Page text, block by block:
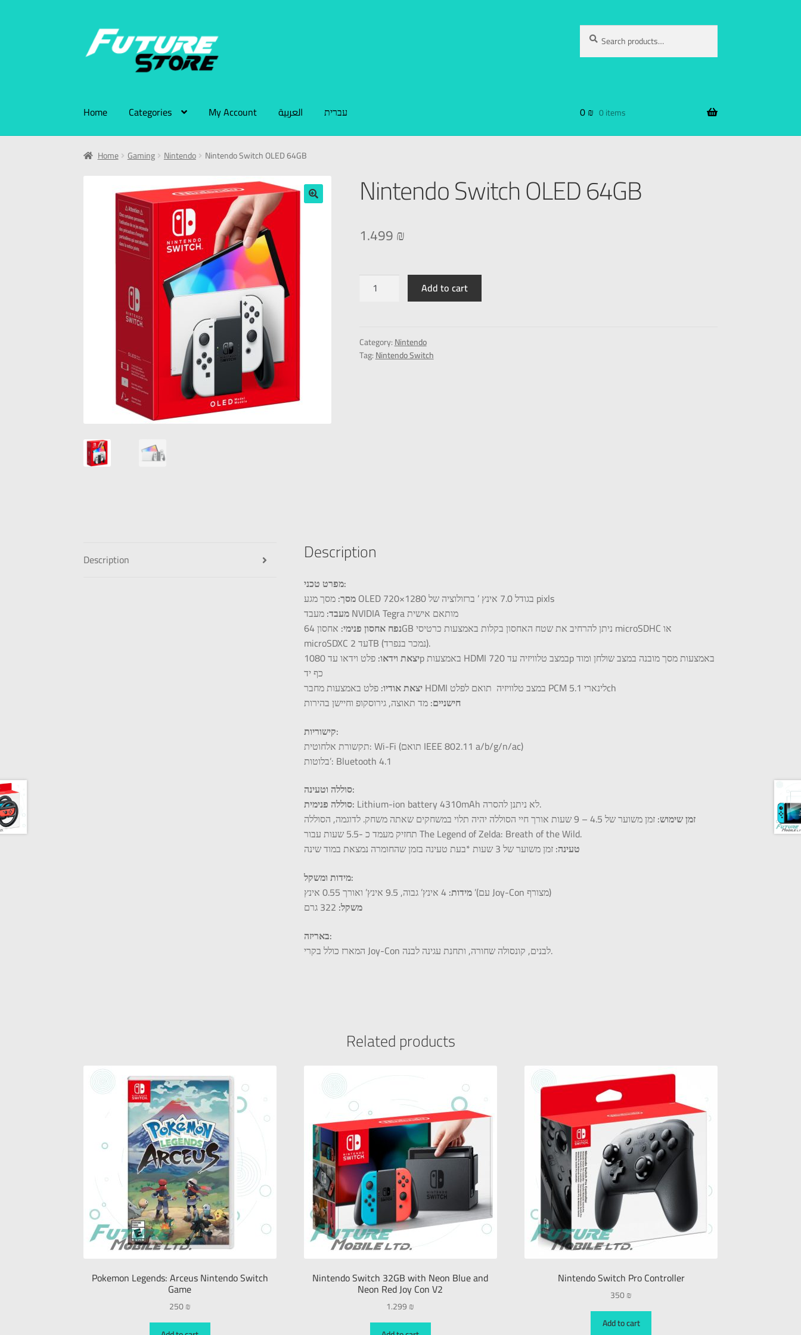
Search
Home Categories My Account العربية עברית 0₪ 0 items
Home Gaming Nintendo Nintendo Switch OLED 64GB
Nintendo Switch OLED 64GB
1.499₪
Add to cart
Category:Nintendo
Tag:Nintendo Switch
Description Description
מפרט טכני:
מסך:OLED
בגודל 7.0 אינץ ’ ברזולוציה של 1280×720 pixls
מעבד:NVIDIA
Tegra מותאם אישית
נפח אחסון פנימי:
אחסון 64GB ניתן להרחיב את שטח האחסון בקלות באמצעות כרטיסי microSDHC או
microSDXC עד 2TB (נמכר בנפרד).
יצאת וידאו:
HDMI
כף יד
יצאת אודיו:HDMI PCM
לינארי 5.1ch
חישניים:מד תאוצה, גירוסקופ וחיישן בהירות
קישוריות:
IEEE802.11 a/b/g/n/ac)
בלוטות’: Bluetooth 4.1
סוללה וטעינה:
סוללה פנימית:
Lithium-ion battery 4310mAh לא ניתנן להסרה.
זמן שימוש:
זמן משוער של 4.5 – 9 שעות אורך חיי הסוללה יהיה תלוי במשחקים שאתה משחק. לדוגמה, הסוללה
תחזיק מעמד כ -5.5 שעות עבור The Legend of Zelda: Breath of the Wild.
טעינה:זמן משוער של 3 שעות *בעת טעינה בזמן שהחומרה נמצאת במוד שינה
מידות ומשקל:
מידות:
4 אינץ’ גבוה, 9.5 אינץ’ ואורך 0.55 אינץ ’(עם Joy-Con מצורף)
משקל:
באריזה:
המארז כולל בקרי Joy-Con לבנים, קונסולה שחורה, ותחנת עגינה לבנה.
Related products
Pokemon Legends: Arceus Nintendo Switch
Game
250₪
Nintendo Switch 32GB with Neon Blue and
Neon Red Joy Con V2
1.299₪
Nintendo Switch Pro Controller
350₪
Add to cart